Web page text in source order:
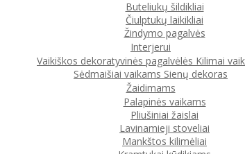
Buteliukų šildikliai
Čiulptukų laikikliai
Žindymo pagalvės
Interjerui
Vaikiškos dekoratyvinės pagalvėlės Kilimai
Sėdmaišiai vaikams Sienų dekoras
Žaidimams
Palapinės vaikams
Pliušiniai žaislai
Lavinamieji stoveliai
Mankštos kilimėliai